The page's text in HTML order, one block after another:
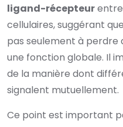
ligand-récepteur
cellulaires, suggérant
pas seulement à perdre
une fonction globale. Il
de la manière dont
signalent mutuellement.
Ce point est important